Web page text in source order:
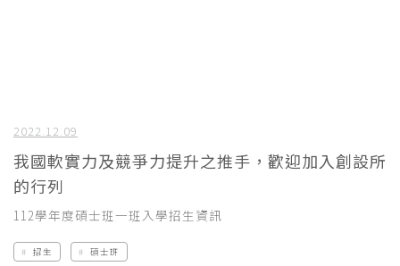
2022.12.09
我國軟實力及競爭力提升之推手，歡迎加入創設所
的行列
112學年度碩士班一班入學招生資訊
招生 碩士班